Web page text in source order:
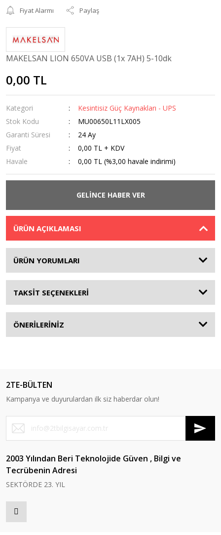
Fiyat Alarmı
Paylaş
MAKELSAN LION 650VA USB (1x 7AH) 5-10dk
0,00 TL
Kategori
Kesintisiz Güç Kaynakları - UPS
Stok Kodu
MU00650L11LX005
Garanti Süresi
24 Ay
Fiyat
0,00 TL + KDV
Havale
0,00 TL (%3,00 havale indirimi)
GELİNCE HABER VER
ÜRÜN AÇIKLAMASI
ÜRÜN YORUMLARI
TAKSİT SEÇENEKLERİ
ÖNERİLERİNİZ
2TE-BÜLTEN
Kampanya ve duyurulardan ilk siz haberdar olun!
2003 Yılından Beri Teknolojide Güven , Bilgi ve
Tecrübenin Adresi
SEKTÖRDE 23. YIL